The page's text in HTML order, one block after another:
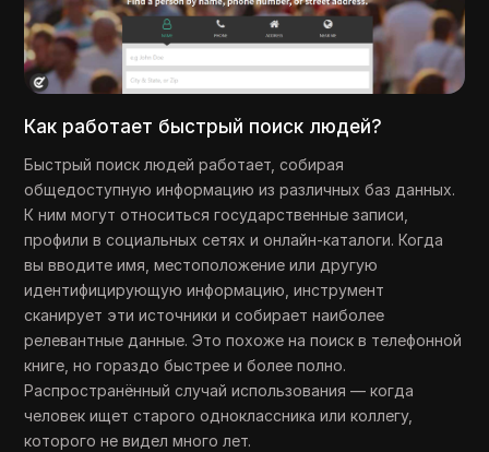
Как работает быстрый поиск людей?
Быстрый поиск людей работает, собирая
общедоступную информацию из различных баз данных.
К ним могут относиться государственные записи,
профили в социальных сетях и онлайн-каталоги. Когда
вы вводите имя, местоположение или другую
идентифицирующую информацию, инструмент
сканирует эти источники и собирает наиболее
релевантные данные. Это похоже на поиск в телефонной
книге, но гораздо быстрее и более полно.
Распространённый случай использования — когда
человек ищет старого одноклассника или коллегу,
которого не видел много лет.